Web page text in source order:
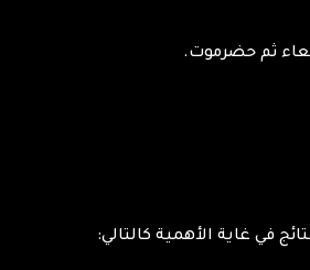
ثم حضرموت.
في غاية الأهمية كالتالي: